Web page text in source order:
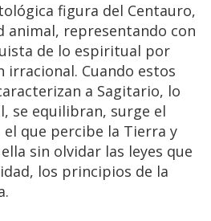
figura del Centauro,
representando con
de lo espiritual por
irracional. Cuando estos
a Sagitario, lo
se equilibran, surge el
el que percibe la Tierra y
sin olvidar las leyes que
los principios de la